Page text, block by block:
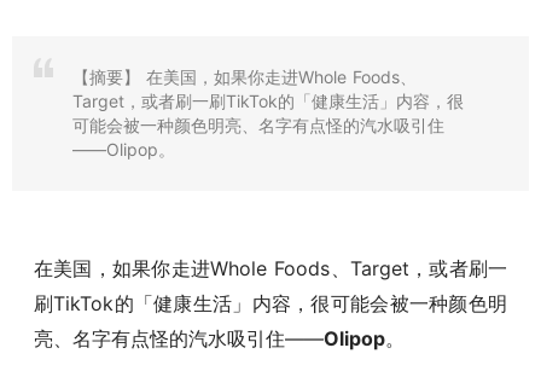
【摘要】
在美国，如果你走进Whole Foods、
Target，或者刷一刷TikTok的「健康生活」内容，很
可能会被一种颜色明亮、名字有点怪的汽水吸引住
——Olipop。
在美国，如果你走进Whole Foods、Target，或者刷一
刷TikTok的「健康生活」内容，很可能会被一种颜色明
亮、名字有点怪的汽水吸引住——Olipop。